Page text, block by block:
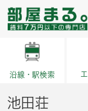
沿線・駅検索
池田荘